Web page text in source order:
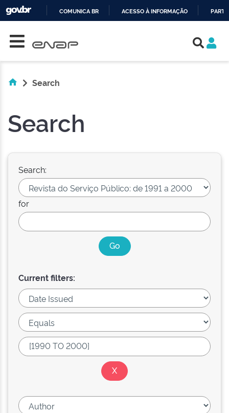
COMUNICA BR ACESSO À INFORMAÇÃO
Search
Search
Search:
for
Current filters: